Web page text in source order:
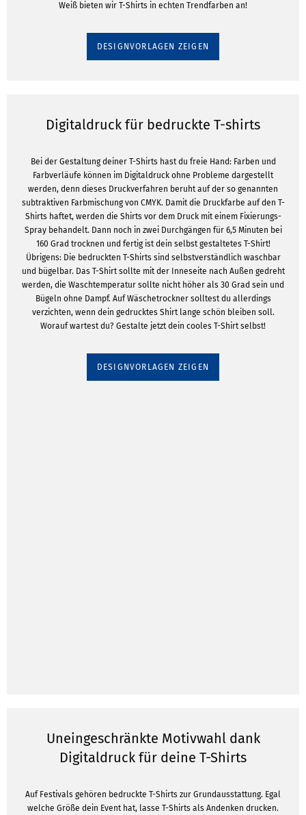
Weiß bieten wir T-Shirts in echten Trendfarben an!
DESIGNVORLAGEN ZEIGEN
Digitaldruck für bedruckte T-shirts
Bei der Gestaltung deiner T-Shirts hast du freie Hand: Farben und
Farbverläufe können im Digitaldruck ohne Probleme dargestellt
werden, denn dieses Druckverfahren beruht auf der so genannten
subtraktiven Farbmischung von CMYK. Damit die Druckfarbe auf den T-
Shirts haftet, werden die Shirts vor dem Druck mit einem Fixierungs-
Spray behandelt. Dann noch in zwei Durchgängen für 6,5 Minuten bei
160 Grad trocknen und fertig ist dein selbst gestaltetes T-Shirt!
Übrigens: Die bedruckten T-Shirts sind selbstverständlich waschbar
und bügelbar. Das T-Shirt sollte mit der Inneseite nach Außen gedreht
werden, die Waschtemperatur sollte nicht höher als 30 Grad sein und
Bügeln ohne Dampf. Auf Wäschetrockner solltest du allerdings
verzichten, wenn dein gedrucktes Shirt lange schön bleiben soll.
Worauf wartest du? Gestalte jetzt dein cooles T-Shirt selbst!
DESIGNVORLAGEN ZEIGEN
Uneingeschränkte Motivwahl dank
Digitaldruck für deine T-Shirts
Auf Festivals gehören bedruckte T-Shirts zur Grundausstattung. Egal
welche Größe dein Event hat, lasse T-Shirts als Andenken drucken.